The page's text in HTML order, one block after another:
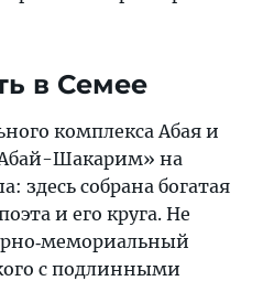
в Семее
комплекса Абая и
Шакарим» на
здесь собрана богатая
и его круга. Не
с подлинными